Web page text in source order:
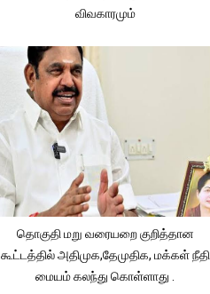
விவகாரமும்
தொகுதி மறு வரையறை குறித்தான
கூட்டத்தில் அதிமுக,தேமுதிக, மக்கள் நீதி
மையம் கலந்து கொள்ளாது .